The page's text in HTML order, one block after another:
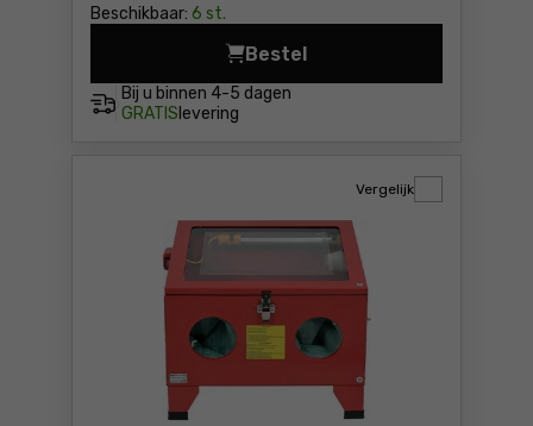
Beschikbaar: 6 st.
Bij u binnen 4-5 dagen
GRATIS levering
Bestel
Zandstraalpistool Yato YT-
Vergelijk